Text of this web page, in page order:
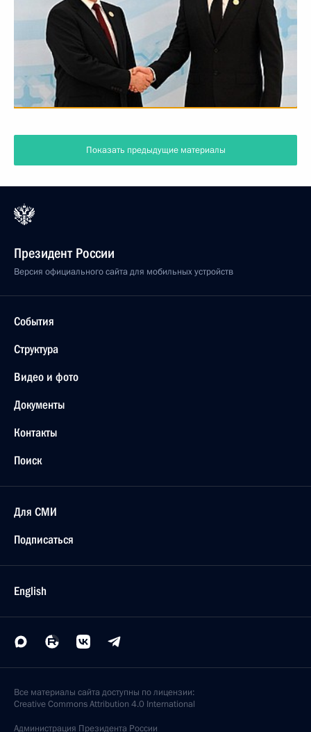
Показать предыдущие материалы
Президент России
Версия официального сайта для мобильных устройств
События
Структура
Видео и фото
Документы
Контакты
Поиск
Для СМИ
Подписаться
English
Все материалы сайта доступны по лицензии:
Creative Commons Attribution 4.0 International
Администрация Президента России